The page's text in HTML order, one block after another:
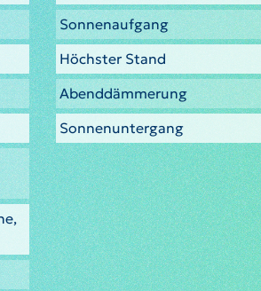
Sonnenaufgang
Höchster Stand
Abenddämmerung
Sonnenuntergang